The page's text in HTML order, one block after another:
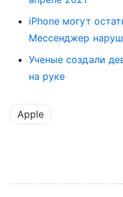
iPhone могут
Мессенджер
Ученые создали
на руке
Apple